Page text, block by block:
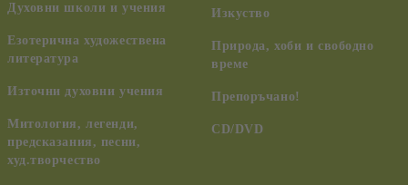
Духовни школи и учения
Езотерична художествена
литература
Източни духовни учения
Митология, легенди,
предсказания, песни,
худ.творчество
Изкуство
Природа, хоби и свободно
време
Препоръчано!
CD/DVD